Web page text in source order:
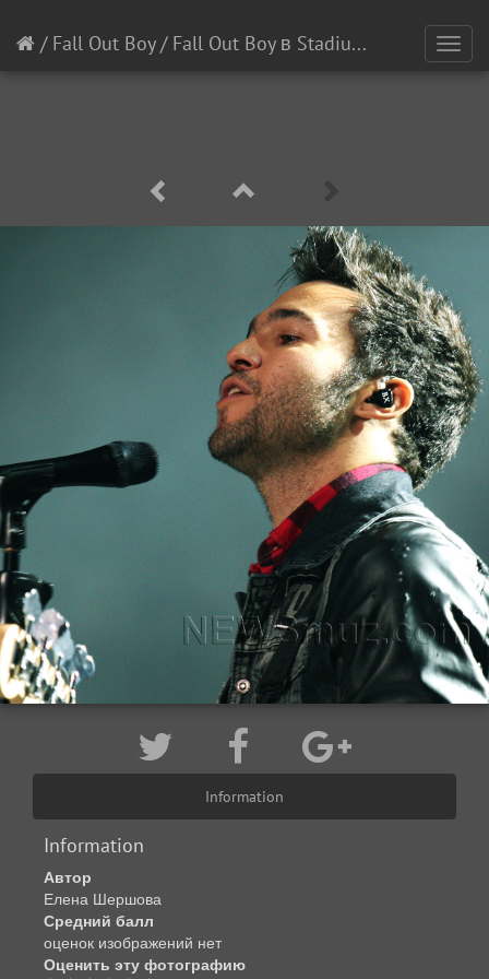
/ Fall Out Boy/ Fall Out Boy в Stadium Live [4/4]
Information
Information
Автор
Елена Шершова
Средний балл
оценок изображений нет
Оценить эту фотографию